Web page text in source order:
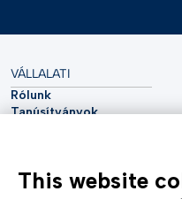
VÁLLALATI
Rólunk
Tanúsítványok
Impresszum
This website